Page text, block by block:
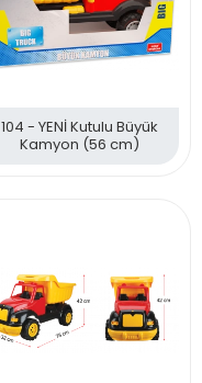
104 - YENİ Kutulu Büyük
Kamyon (56 cm)